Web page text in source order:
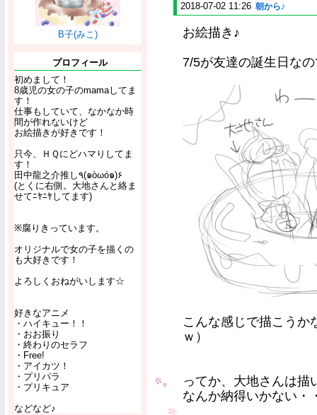
B子(みこ)
プロフィール
初めまして！
8歳児の女の子のmamaしてま
す！
仕事もしていて、なかなか時
間が作れないけど
お絵描きが好きです！
只今、ＨＱにどハマりしてま
す！
田中龍之介推し٩(๑òωó๑)۶
(とくに右側。大地さんと絡ま
せてﾆﾔﾆﾔしてます)
※腐りきっています。
オリジナルで女の子を描くの
も大好きです！
よろしくおねがいします☆
好きなアニメ
・ハイキュー！！
・おお振り
・終わりのセラフ
・Free!
・アイカツ！
・プリパラ
・プリキュア
などなど♪
2018-07-02 11:26 朝から♪
お絵描き♪
7/5が友達の誕生日な
こんな感じで描こうか
ｗ）
ってか、大地さんは描
なんか納得いかない・